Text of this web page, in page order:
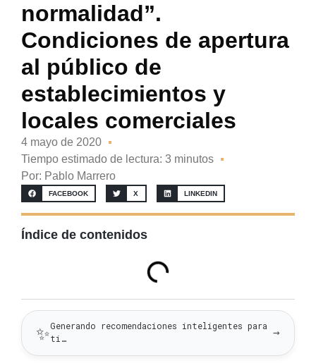
normalidad”.
Condiciones de apertura
al público de
establecimientos y
locales comerciales
4 mayo de 2020
Tiempo estimado de lectura: 3 minutos
Por: Pablo Marrero
FACEBOOK X LINKEDIN
Índice de contenidos
✨Generando recomendaciones inteligentes para
ti…
→